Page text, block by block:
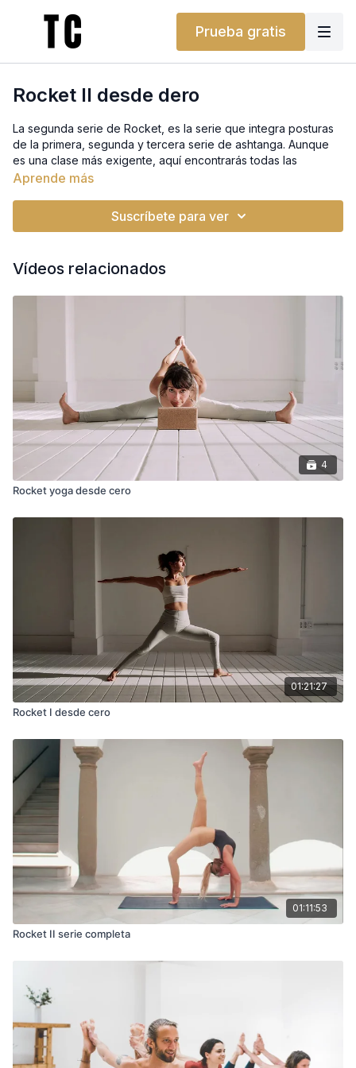
Prueba gratis
Rocket II desde dero
La segunda serie de Rocket, es la serie que integra posturas
de la primera, segunda y tercera serie de ashtanga. Aunque
es una clase más exigente, aquí encontrarás todas las
adecuaciones para comenzar a preparar las invertidas,
esta serie la más entretenida de esta práctica.
ayudarán a conseguir el mismo soporte. Y si lo prefieres,
Aprende más
Suscríbete para ver
Vídeos relacionados
4
Rocket yoga desde cero
01:21:27
Rocket I desde cero
01:11:53
Rocket II serie completa